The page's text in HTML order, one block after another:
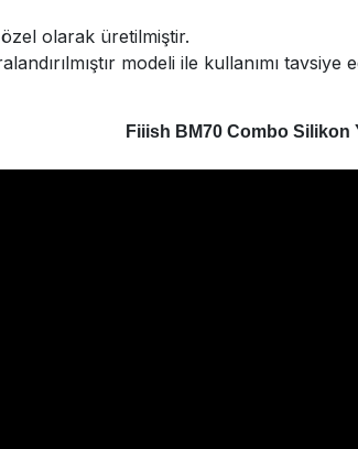
olarak üretilmiştir.
modeli ile kullanımı
Fiiish BM70 Combo Silikon